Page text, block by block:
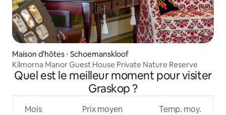
Maison d'hôtes ⋅ Schoemanskloof
Kilmorna Manor Guest House Private Nature Reserve
Quel est le meilleur moment pour visiter
Graskop ?
Mois Prix moyen Temp. moy.